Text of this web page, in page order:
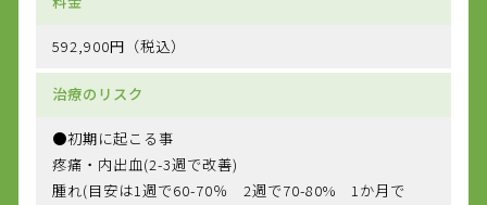
592,900円（税込）
治療のリスク
●初期に起こる事
疼痛・内出血(2-3週で改善)
腫れ(目安は1週で60-70％ 2週で70-80% 1か月で